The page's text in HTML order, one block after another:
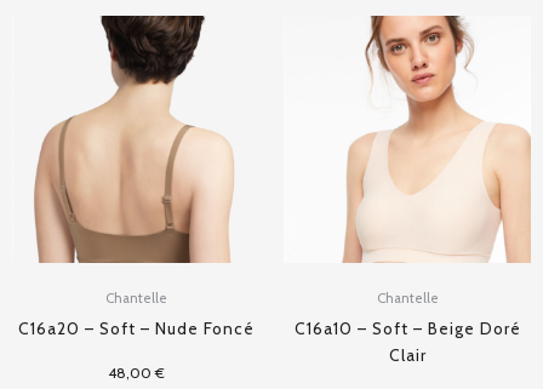
Chantelle
C16a20 – Soft – Nude Foncé
48,00€
Chantelle
C16a10 – Soft – Beige Doré
Clair